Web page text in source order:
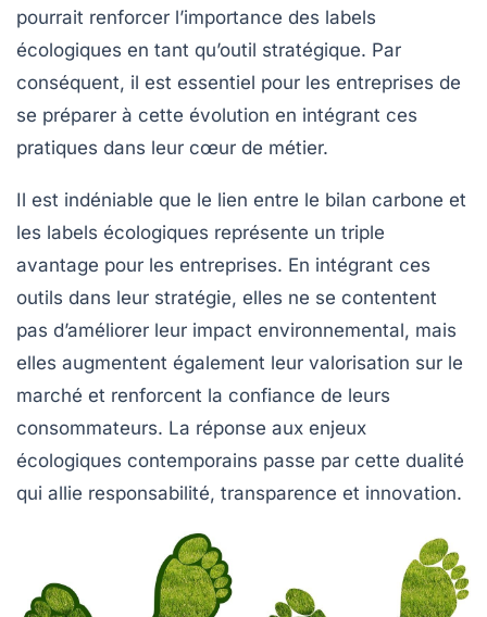
pourrait renforcer l’importance des labels
écologiques en tant qu’outil stratégique. Par
conséquent, il est essentiel pour les entreprises de
se préparer à cette évolution en intégrant ces
pratiques dans leur cœur de métier.
Il est indéniable que le lien entre le bilan carbone et
les labels écologiques représente un triple
avantage pour les entreprises. En intégrant ces
outils dans leur stratégie, elles ne se contentent
pas d’améliorer leur impact environnemental, mais
elles augmentent également leur valorisation sur le
marché et renforcent la confiance de leurs
consommateurs. La réponse aux enjeux
écologiques contemporains passe par cette dualité
qui allie responsabilité, transparence et innovation.